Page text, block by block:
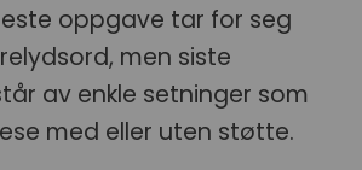
oppgave tar for seg
men siste
av enkle setninger som
med eller uten støtte.